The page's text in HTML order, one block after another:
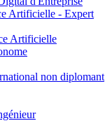
Artificielle - Expert
Artificielle
non diplomant